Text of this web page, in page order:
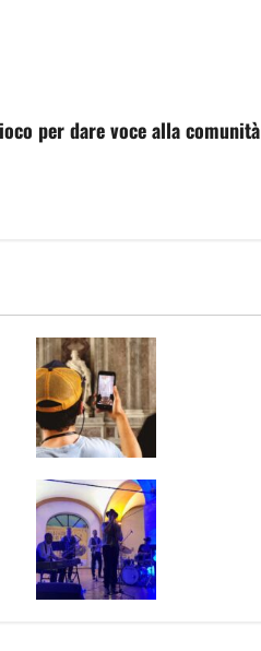
per dare voce alla comunità